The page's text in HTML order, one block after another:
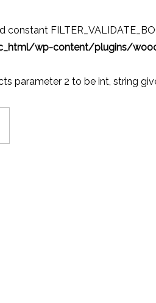
constant
wp-content/plugins/
parameter 2 to be int, string